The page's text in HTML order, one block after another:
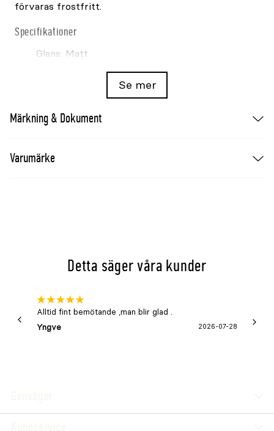
förvaras frostfritt.
Specifikationer
Glans: Matt
Förtunning: Vatten
Se mer
Märkning & Dokument
Varumärke
Detta säger våra kunder
Alltid fint bemötande ,man blir glad .
Yngve
2026-07-28